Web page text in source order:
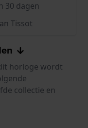
30 dagen
Tissot
horloge wordt
collectie en